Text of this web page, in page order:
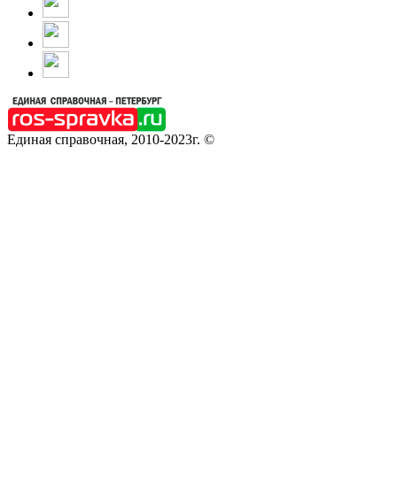
Единая справочная, 2010-2023г. ©